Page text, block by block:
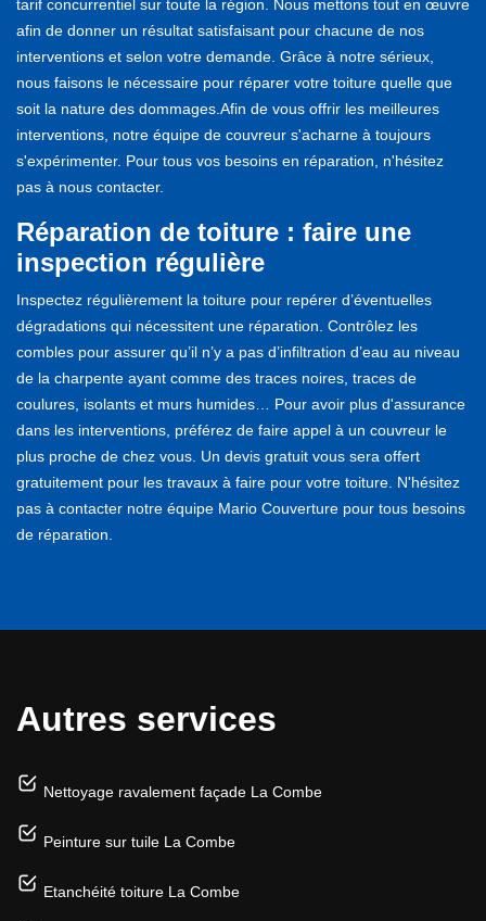
tarif concurrentiel sur toute la région. Nous mettons tout en œuvre
afin de donner un résultat satisfaisant pour chacune de nos
interventions et selon votre demande. Grâce à notre sérieux,
nous faisons le nécessaire pour réparer votre toiture quelle que
soit la nature des dommages.Afin de vous offrir les meilleures
interventions, notre équipe de couvreur s'acharne à toujours
s'expérimenter. Pour tous vos besoins en réparation, n'hésitez
pas à nous contacter.
Réparation de toiture : faire une
inspection régulière
Inspectez régulièrement la toiture pour repérer d’éventuelles
dégradations qui nécessitent une réparation. Contrôlez les
combles pour assurer qu’il n’y a pas d’infiltration d’eau au niveau
de la charpente ayant comme des traces noires, traces de
coulures, isolants et murs humides… Pour avoir plus d'assurance
dans les interventions, préférez de faire appel à un couvreur le
plus proche de chez vous. Un devis gratuit vous sera offert
gratuitement pour les travaux à faire pour votre toiture. N'hésitez
pas à contacter notre équipe Mario Couverture pour tous besoins
de réparation.
Autres services
Nettoyage ravalement façade La Combe
Peinture sur tuile La Combe
Etanchéité toiture La Combe